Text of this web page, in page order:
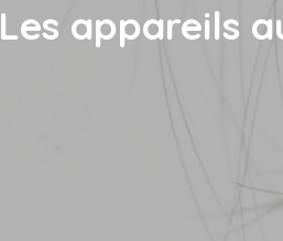
Les appareils